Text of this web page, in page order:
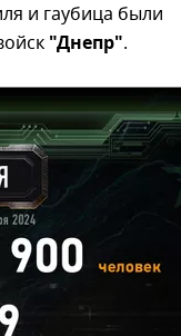
и гаубица были
"Днепр".